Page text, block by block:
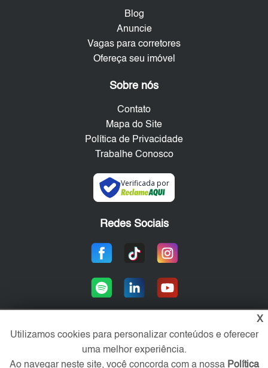
Blog
Anuncie
Vagas para corretores
Ofereça seu imóvel
Sobre nós
Contato
Mapa do Site
Política de Privacidade
Trabalhe Conosco
Verificada por
Redes Sociais
Área exclusiva aos anunciantes,
acesse sua conta:
X
Utilizamos cookies para personalizar conteúdos e oferecer
uma melhor experiência.
Ao navegar neste site, você concorda com a nossa Política